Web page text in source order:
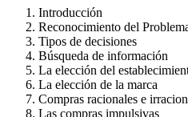
Introducción
Reconocimiento del
Tipos de decisiones
Búsqueda de información
La elección del
La elección de la marca
Compras racionales e
Las compras impulsivas